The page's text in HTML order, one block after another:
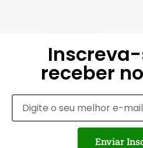
receber
Enviar